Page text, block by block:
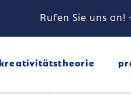
Rufen Sie uns an!